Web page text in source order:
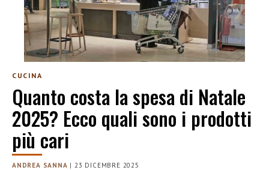
CUCINA
Quanto costa la spesa di Natale
2025? Ecco quali sono i prodotti
più cari
ANDREA SANNA |23 DICEMBRE 2025